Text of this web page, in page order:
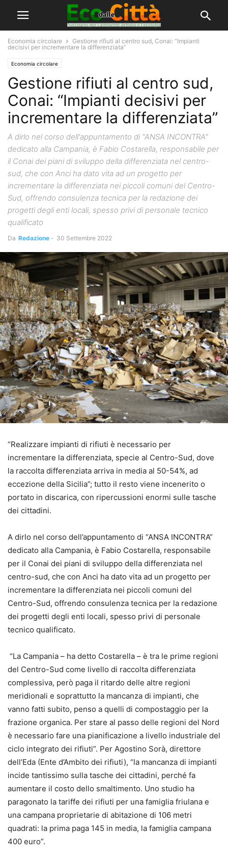
Economia circolare
Gestione rifiuti al centro sud, Conai: “Impianti
decisivi per incrementare la differenziata”
Economia circolare
Gestione rifiuti al centro sud,
Conai: “Impianti decisivi per
incrementare la differenziata”
A dirlo nel corso dell'appuntamento di "ANSA INCONTRA"
dedicato alla Campania, è Fabio Costarella, responsabile per
il Conai dei piani di sviluppo della differenziata nel centro-
sud, che con Anci ha dato vita ad un progetto per
incrementare la differenziata nei piccoli comuni del Centro-
Sud, offrendo consulenza tecnica per la redazione dei
progetti degli enti locali, spesso privi di personale tecnico
qualificato
Da Redazione - 30 Settembre 2022
“Realizzare impianti di rifiuti è necessario per
incrementare la differenziata, specie al Centro-Sud, dove
la raccolta differenziata arriva in media al 50-54%, ad
eccezione della Sicilia”; tutto il resto viene incenerito o
portato in discarica, con ripercussioni enormi sulle tasche
dei cittadini.
A dirlo nel corso dell’appuntamento di “ANSA INCONTRA”
dedicato alla Campania, è Fabio Costarella, responsabile
per il Conai dei piani di sviluppo della differenziata nel
centro-sud, che con Anci ha dato vita ad un progetto per
incrementare la differenziata nei piccoli comuni del
Centro-Sud, offrendo consulenza tecnica per la redazione
dei progetti degli enti locali, spesso privi di personale
tecnico qualificato.
“La Campania – ha detto Costarella – è tra le prime regioni
del Centro-Sud come livello di raccolta differenziata
complessiva, però paga il ritardo delle altre regioni
meridionali e soprattutto la mancanza di impianti, che
vanno fatti subito, penso a quelli di compostaggio per la
frazione organica. Per stare al passo delle regioni del Nord
è necessario fare una pianificazione a livello industriale del
ciclo integrato dei rifiuti”. Per Agostino Sorà, direttore
dell’Eda (Ente d’Ambito dei rifiuti), “la mancanza di impianti
incide tantissimo sulla tasche dei cittadini, perché fa
aumentare il costo dello smaltimento. Uno studio ha
paragonato la tariffe dei rifiuti per una famiglia friulana e
una campana proprietarie di abitazione di 106 metri
quadrati: la prima paga 145 in media, la famiglia campana
400 euro”.